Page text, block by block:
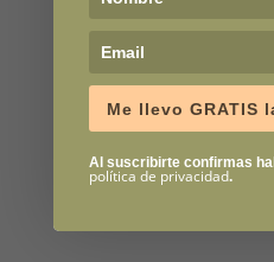
Bandolera
Me llevo GRATIS
Al suscribirte confirmas
política de privacidad.